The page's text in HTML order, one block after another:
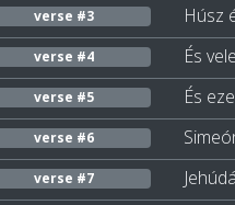
verse #3 Húsz
verse #4 És
verse #5 És
verse #6
verse #7